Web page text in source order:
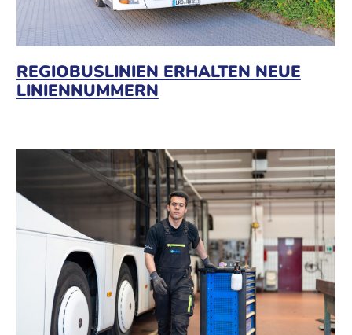
REGIOBUSLINIEN ERHALTEN NEUE
LINIENNUMMERN